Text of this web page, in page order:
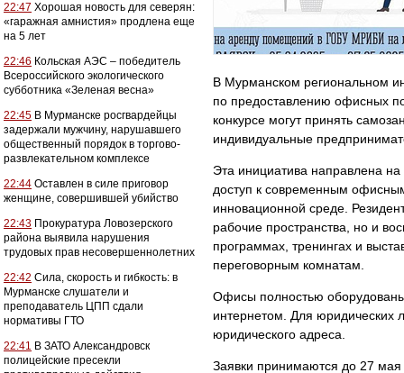
22:47 Хорошая новость для северян:
«гаражная амнистия» продлена еще
на 5 лет
22:46 Кольская АЭС – победитель
Всероссийского экологического
субботника «Зеленая весна»
22:45 В Мурманске росгвардейцы
задержали мужчину, нарушавшего
общественный порядок в торгово-
развлекательном комплексе
22:44 Оставлен в силе приговор
женщине, совершившей убийство
22:43 Прокуратура Ловозерского
района выявила нарушения
трудовых прав несовершеннолетних
22:42 Сила, скорость и гибкость: в
Мурманске слушатели и
преподаватель ЦПП сдали
нормативы ГТО
22:41 В ЗАТО Александровск
полицейские пресекли
В Мурманском региональном
по предоставлению офисных
конкурсе могут принять
индивидуальные
Эта инициатива направлена
доступ к современным
инновационной среде.
рабочие пространства, но и
программах, тренингах и
переговорным комнатам.
Офисы полностью
интернетом. Для юридических
юридического адреса.
Заявки принимаются до 27